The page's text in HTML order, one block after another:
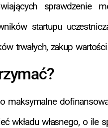
sprawdzenie
startupu
trwałych, zakup
maksymalne
wkładu własnego, o ile